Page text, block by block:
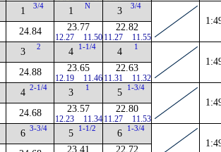
1 3/4
24.84
1 N
23.77
12.27 11.50
3 3/4
22.82
11.27 11.55
3 2
24.88
4 1-1/4
23.65
12.19 11.46
4 1
22.63
11.31 11.32
4 2-1/4
24.68
3 1
23.57
12.23 11.34
5 1-3/4
22.80
11.27 11.53
6 3-3/4 5 1-1/2
23.41
6 1-3/4
22.72